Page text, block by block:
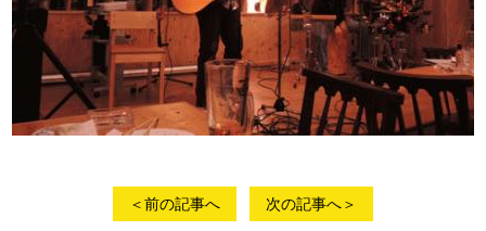
＜前の記事へ 次の記事へ＞